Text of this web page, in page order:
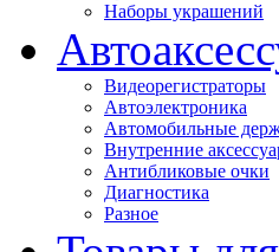
Наборы украшений
Видеорегистраторы
Автоэлектроника
Автомобильные
Внутренние
Антибликовые очки
Диагностика
Разное